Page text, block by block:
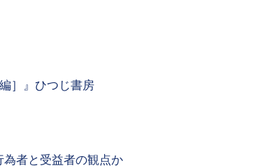
］』ひつじ書房
者と受益者の観点か